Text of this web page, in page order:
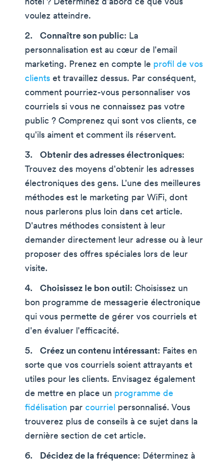
hôtel ? Déterminez d'abord ce que vous
voulez atteindre.
Connaître son public: La
personnalisation est au cœur de l'email
marketing. Prenez en compte le profil de vos
clients et travaillez dessus. Par conséquent,
comment pourriez-vous personnaliser vos
courriels si vous ne connaissez pas votre
public ? Comprenez qui sont vos clients, ce
qu'ils aiment et comment ils réservent.
Obtenir des adresses électroniques:
Trouvez des moyens d'obtenir les adresses
électroniques des gens. L'une des meilleures
méthodes est le marketing par WiFi, dont
nous parlerons plus loin dans cet article.
D'autres méthodes consistent à leur
demander directement leur adresse ou à leur
proposer des offres spéciales lors de leur
visite.
Choisissez le bon outil : Choisissez un
bon programme de messagerie électronique
qui vous permette de gérer vos courriels et
d'en évaluer l'efficacité.
Créez un contenu intéressant: Faites en
sorte que vos courriels soient attrayants et
utiles pour les clients. Envisagez également
de mettre en place un programme de
fidélisation par courriel personnalisé. Vous
trouverez plus de conseils à ce sujet dans la
dernière section de cet article.
Décidez de la fréquence: Déterminez à